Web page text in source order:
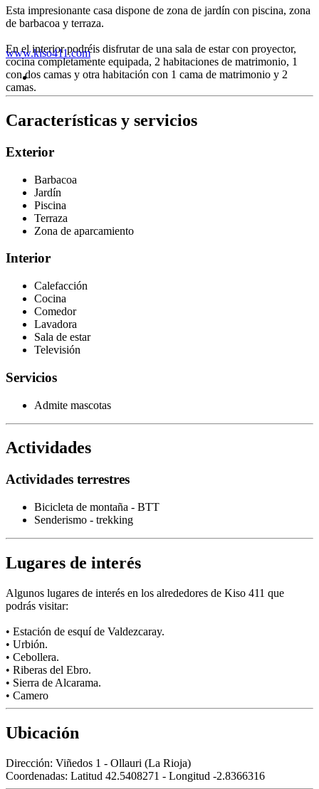
Esta impresionante casa dispone de zona de jardín con piscina, zona
de barbacoa y terraza.
En el interior podréis disfrutar de una sala de estar con proyector,
cocina completamente equipada, 2 habitaciones de matrimonio, 1
con dos camas y otra habitación con 1 cama de matrimonio y 2
camas.
www.kiso411.com
Características y servicios
Exterior
Barbacoa
Jardín
Piscina
Terraza
Zona de aparcamiento
Interior
Calefacción
Cocina
Comedor
Lavadora
Sala de estar
Televisión
Servicios
Admite mascotas
Actividades
Actividades terrestres
Bicicleta de montaña - BTT
Senderismo - trekking
Lugares de interés
Algunos lugares de interés en los alrededores de Kiso 411 que
podrás visitar:
• Estación de esquí de Valdezcaray.
• Urbión.
• Cebollera.
• Riberas del Ebro.
• Sierra de Alcarama.
• Camero
Ubicación
Dirección: Viñedos 1 - Ollauri (La Rioja)
Coordenadas: Latitud 42.5408271 - Longitud -2.8366316